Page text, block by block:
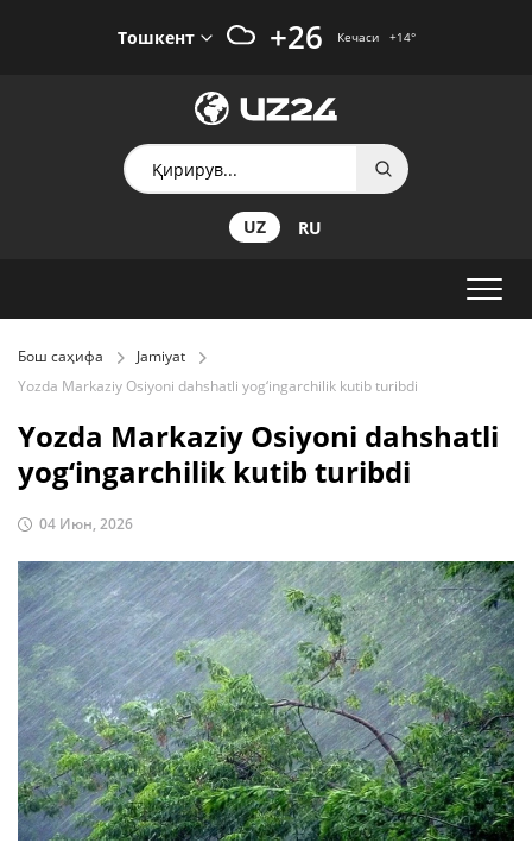
Тошкент +26 Кечаси +14°
UZ RU
Бош саҳифа
Jamiyat
Yozda Markaziy Osiyoni dahshatli yog‘ingarchilik kutib turibdi
Yozda Markaziy Osiyoni dahshatli
yog‘ingarchilik kutib turibdi
04 Июн, 2026